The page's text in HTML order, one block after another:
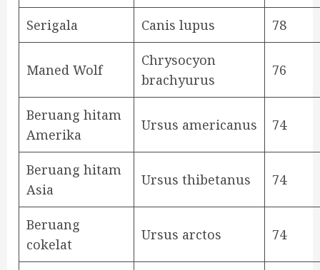
Serigala Canis lupus 78
Maned Wolf
Chrysocyon
brachyurus
76
Beruang hitam
Amerika
Ursus americanus 74
Beruang hitam
Asia
Ursus thibetanus 74
Beruang
cokelat
Ursus arctos 74